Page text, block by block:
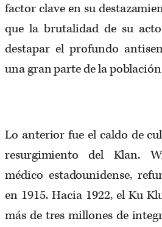
factor clave en su
que la brutalidad de su
destapar el profundo
una gran parte de la población
Lo anterior fue el caldo de
resurgimiento del Klan.
médico estadounidense,
en 1915. Hacia 1922, el Ku
más de tres millones de